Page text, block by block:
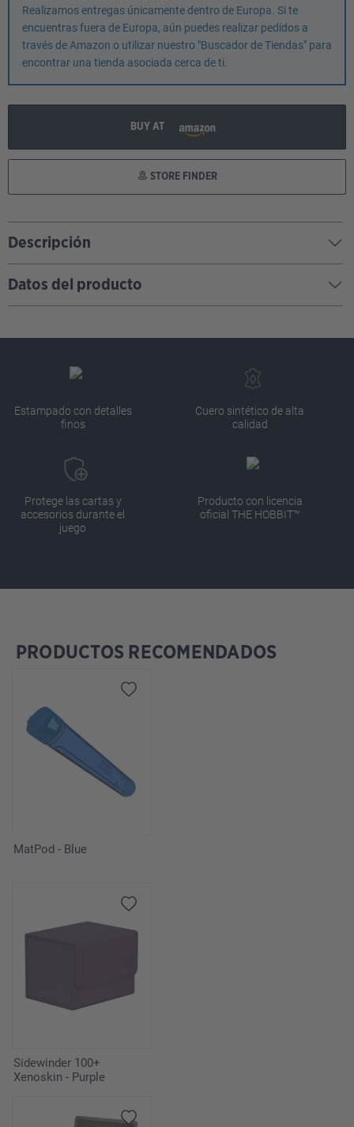
Realizamos entregas únicamente dentro de Europa. Si te
encuentras fuera de Europa, aún puedes realizar pedidos a
través de Amazon o utilizar nuestro "Buscador de Tiendas" para
encontrar una tienda asociada cerca de ti.
BUY AT
STORE FINDER
Descripción
Datos del producto
Estampado con detalles
finos
Cuero sintético de alta
calidad
Protege las cartas y
accesorios durante el
juego
Producto con licencia
oficial THE HOBBIT™
Omitir la galería de productos
PRODUCTOS RECOMENDADOS
MatPod - Blue
Sidewinder 100+
Xenoskin - Purple